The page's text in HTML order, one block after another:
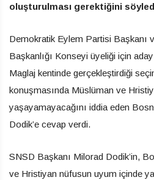
oluşturulması gerektiğini
Demokratik Eylem Partisi Başkanı
Başkanlığı Konseyi üyeliği için
Maglaj kentinde gerçekleştirdiği
konuşmasında Müslüman ve
yaşayamayacağını iddia eden
Dodik’e cevap verdi.
SNSD Başkanı Milorad Dodik’in,
ve Hristiyan nüfusun uyum içinde